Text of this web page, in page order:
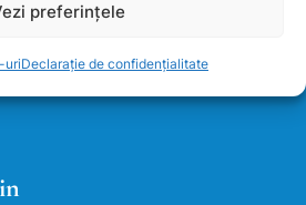
preferințele
uriDeclarație de confidențialitate